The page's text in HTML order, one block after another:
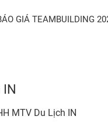
GIÁ TEAMBUILDING
IN
MTV Du Lịch IN